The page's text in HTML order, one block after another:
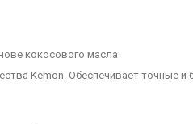
кокосового масла
Kemon. Обеспечивает точные